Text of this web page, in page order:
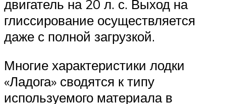
двигатель на 20 л. с. Выход на
глиссирование осуществляется
даже с полной загрузкой.
Многие характеристики лодки
«Ладога» сводятся к типу
используемого материала в